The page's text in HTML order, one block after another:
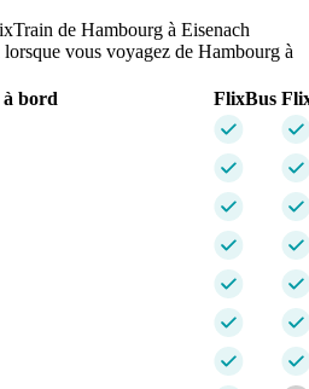
de Hambourg à Eisenach
vous voyagez de Hambourg à
à bord
FlixBus